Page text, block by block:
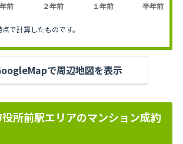
前 ２年前 １年前 半年前
で計算したものです。
で周辺地図を表示
所前駅エリアのマンション成約